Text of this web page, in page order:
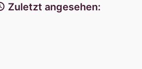
Zuletzt angesehen: